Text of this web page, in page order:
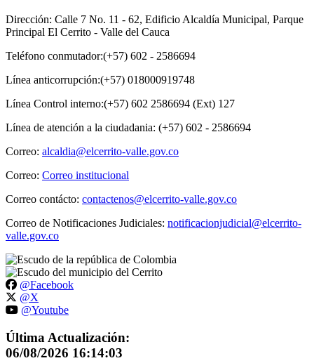
Dirección: Calle 7 No. 11 - 62, Edificio Alcaldía Municipal, Parque
Principal El Cerrito - Valle del Cauca
Teléfono conmutador:(+57) 602 - 2586694
Línea anticorrupción:(+57) 018000919748
Línea Control interno:(+57) 602 2586694 (Ext) 127
Línea de atención a la ciudadania: (+57) 602 - 2586694
Correo: alcaldia@elcerrito-valle.gov.co
Correo: Correo institucional
Correo contácto: contactenos@elcerrito-valle.gov.co
Correo de Notificaciones Judiciales: notificacionjudicial@elcerrito-
valle.gov.co
@Facebook
@X
@Youtube
Última Actualización:
06/08/2026 16:14:03